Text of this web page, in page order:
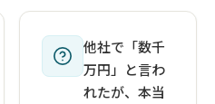
他社で「数千
万円」と言わ
れたが、本当